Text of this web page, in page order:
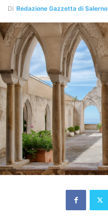
Di Redazione Gazzetta di Salerno